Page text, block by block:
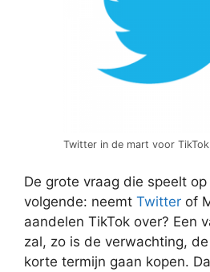
Twitter in de mart voor TikTok
De grote vraag die speelt
volgende: neemt Twitter of
aandelen TikTok over? Een
zal, zo is de verwachting,
korte termijn gaan kopen.